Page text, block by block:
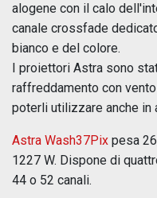
alogene con il calo
canale crossfade
bianco e del colore.
I proiettori Astra sono
raffreddamento con
poterli utilizzare anche in
Astra Wash37Pix pesa
1227 W. Dispone di
44 o 52 canali.